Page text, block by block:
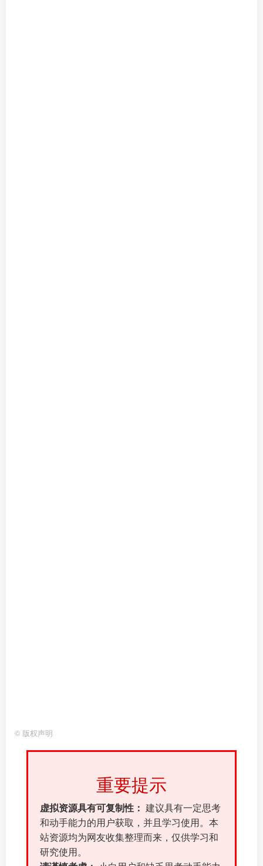
© 版权声明
重要提示
虚拟资源具有可复制性： 建议具有一定思考
和动手能力的用户获取，并且学习使用。本
站资源均为网友收集整理而来，仅供学习和
研究使用。